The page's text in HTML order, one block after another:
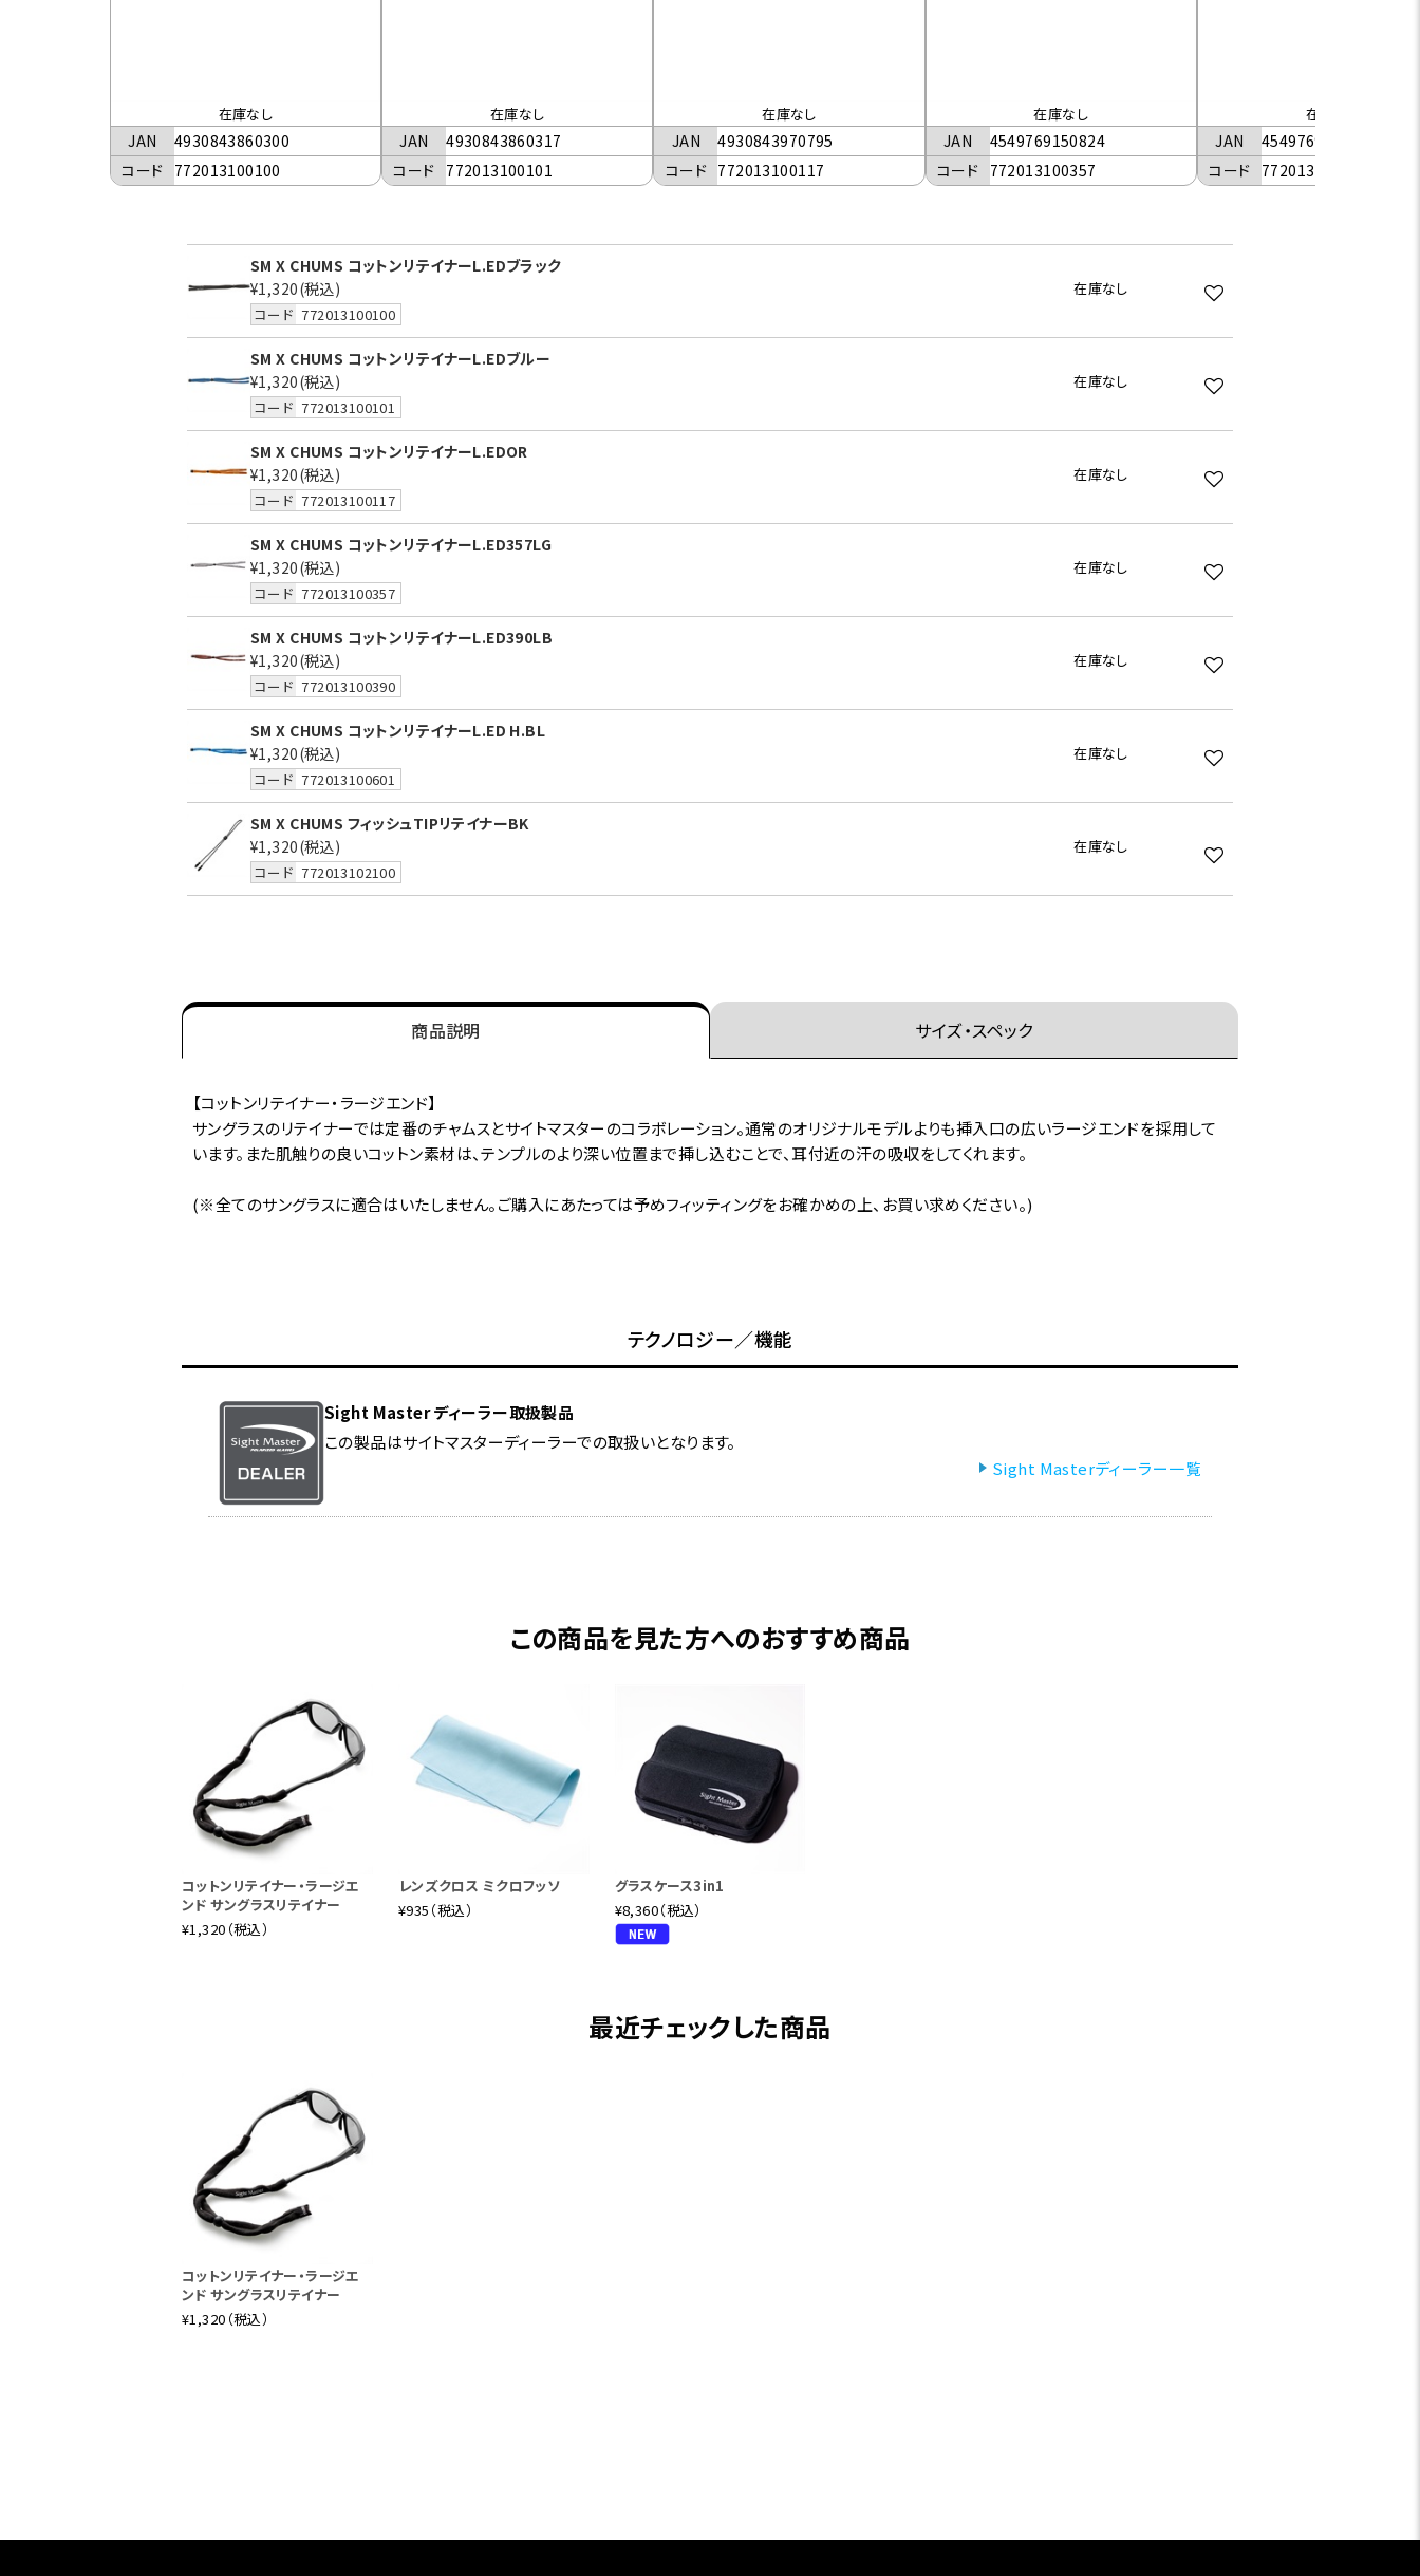
在庫なし
JAN
4930843860300
コード 772013100100
在庫なし
JAN
4930843860317
コード 772013100101
在庫なし
JAN
4930843970795
コード 772013100117
在庫なし
JAN
4549769150824
コード 772013100357
在庫なし
JAN
4549769150831
コード 772013100390
SM X CHUMS コットンリテイナーL.EDブラック
¥1,320(税込)
コード 772013100100
在庫なし
SM X CHUMS コットンリテイナーL.EDブルー
¥1,320(税込)
コード 772013100101
在庫なし
SM X CHUMS コットンリテイナーL.EDOR
¥1,320(税込)
コード 772013100117
在庫なし
SM X CHUMS コットンリテイナーL.ED357LG
¥1,320(税込)
コード 772013100357
在庫なし
SM X CHUMS コットンリテイナーL.ED390LB
¥1,320(税込)
コード 772013100390
在庫なし
SM X CHUMS コットンリテイナーL.ED H.BL
¥1,320(税込)
コード 772013100601
在庫なし
SM X CHUMS フィッシュTIPリテイナーBK
¥1,320(税込)
コード 772013102100
在庫なし
商品説明 サイズ・スペック
【コットンリテイナー・ラージエンド】
サングラスのリテイナーでは定番のチャムスとサイトマスターのコラボレーション。通常のオリジナルモデルよりも挿入口の広いラージエンドを採用して
います。また肌触りの良いコットン素材は、テンプルのより深い位置まで挿し込むことで、耳付近の汗の吸収をしてくれます。
(※全てのサングラスに適合はいたしません。ご購入にあたっては予めフィッティングをお確かめの上、お買い求めください。)
テクノロジー／機能
Sight Master ディーラー取扱製品
この製品はサイトマスターディーラーでの取扱いとなります。
Sight Masterディーラー一覧
この商品を見た方へのおすすめ商品
コットンリテイナー・ラージエ
ンド サングラスリテイナー
¥1,320（税込）
レンズクロス ミクロフッソ
¥935（税込）
グラスケース3in1
¥8,360（税込）
最近チェックした商品
コットンリテイナー・ラージエ
ンド サングラスリテイナー
¥1,320（税込）